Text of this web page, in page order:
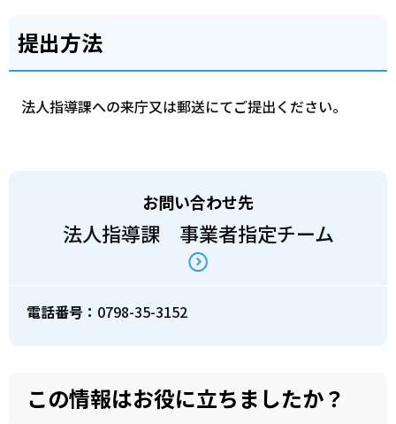
提出方法
法人指導課への来庁又は郵送にてご提出ください。
お問い合わせ先
法人指導課 事業者指定チーム
電話番号： 0798-35-3152
この情報はお役に立ちましたか？